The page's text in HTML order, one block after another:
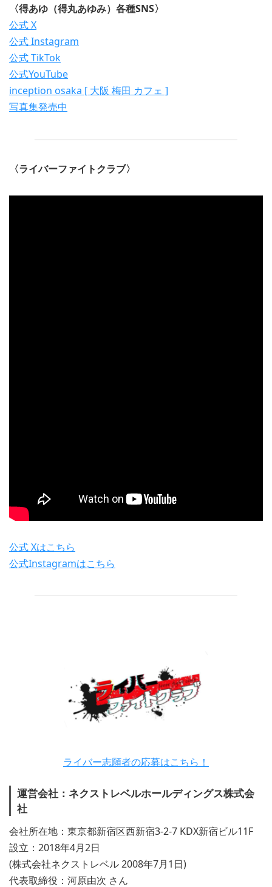
〈得あゆ（得丸あゆみ）各種SNS〉
公式 X
公式 Instagram
公式 TikTok
公式YouTube
inception osaka [ 大阪 梅田 カフェ ]
写真集発売中
〈ライバーファイトクラブ〉
公式 Xはこちら
公式Instagramはこちら
ライバー志願者の応募はこちら！
運営会社：ネクストレベルホールディングス株式会
社
会社所在地：東京都新宿区西新宿3-2-7 KDX新宿ビル11F
設立：2018年4月2日
(株式会社ネクストレベル 2008年7月1日)
代表取締役：河原由次 さん